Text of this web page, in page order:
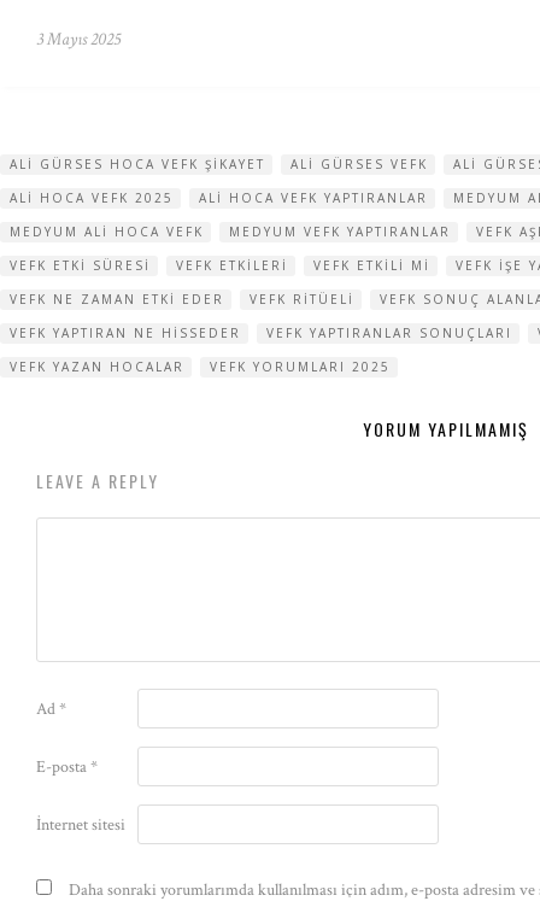
3 Mayıs 2025
ALI GÜRSES HOCA VEFK ŞIKAYET ALI GÜRSES VEFK
ALI
ALI HOCA VEFK 2025
ALI HOCA VEFK YAPTIRANLAR
MEDYUM
MEDYUM ALI HOCA VEFK
MEDYUM VEFK YAPTIRANLAR
VEFK
VEFK ETKI SÜRESI
VEFK ETKILERI VEFK ETKILI MI
VEFK IŞE
VEFK NE ZAMAN ETKI EDER
VEFK RITÜELI
VEFK SONUÇ
VEFK YAPTIRAN NE HISSEDER
VEFK YAPTIRANLAR SONUÇLARI
VEFK YAZAN HOCALAR
VEFK YORUMLARI 2025
YORUM YAPILMAMIŞ
LEAVE A REPLY
Ad*
E-posta*
İnternet sitesi
Daha sonraki yorumlarımda kullanılması için adım, e-posta adresim